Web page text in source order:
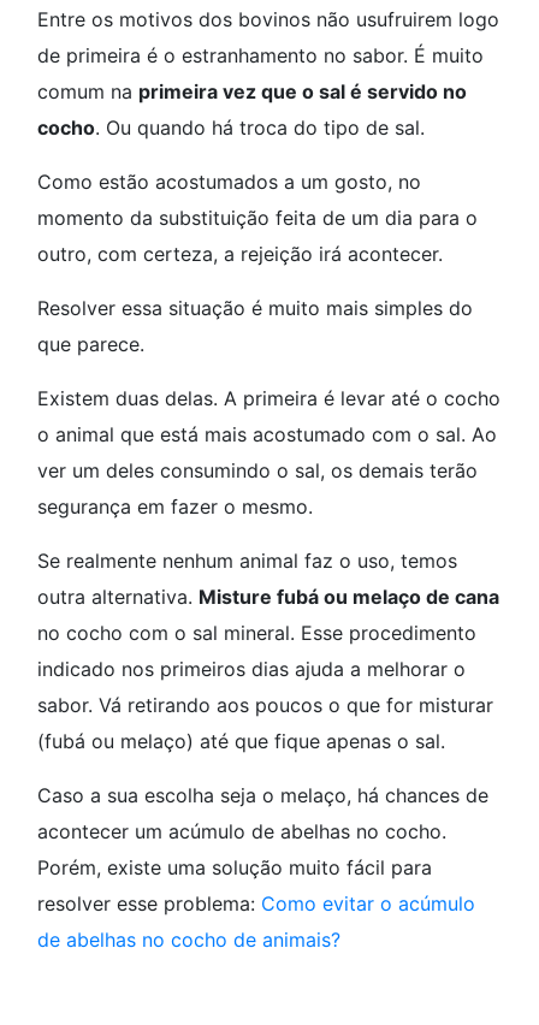
Entre os motivos dos bovinos não usufruirem logo
de primeira é o estranhamento no sabor. É muito
comum na primeira vez que o sal é servido no
cocho. Ou quando há troca do tipo de sal.
Como estão acostumados a um gosto, no
momento da substituição feita de um dia para o
outro, com certeza, a rejeição irá acontecer.
Resolver essa situação é muito mais simples do
que parece.
Existem duas delas. A primeira é levar até o cocho
o animal que está mais acostumado com o sal. Ao
ver um deles consumindo o sal, os demais terão
segurança em fazer o mesmo.
Se realmente nenhum animal faz o uso, temos
outra alternativa. Misture fubá ou melaço de cana
no cocho com o sal mineral. Esse procedimento
indicado nos primeiros dias ajuda a melhorar o
sabor. Vá retirando aos poucos o que for misturar
(fubá ou melaço) até que fique apenas o sal.
Caso a sua escolha seja o melaço, há chances de
acontecer um acúmulo de abelhas no cocho.
Porém, existe uma solução muito fácil para
resolver esse problema: Como evitar o acúmulo
de abelhas no cocho de animais?